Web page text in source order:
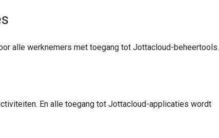
alle werknemers met toegang tot Jottacloud-beheertools.
En alle toegang tot Jottacloud-applicaties wordt